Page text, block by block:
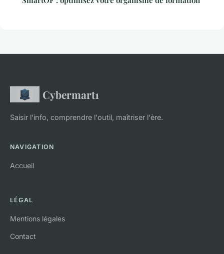
Cybermart1
Saisir l'info, comprendre l'outil, maîtriser l'ère.
NAVIGATION
Accueil
LÉGAL
Mentions légales
Contact